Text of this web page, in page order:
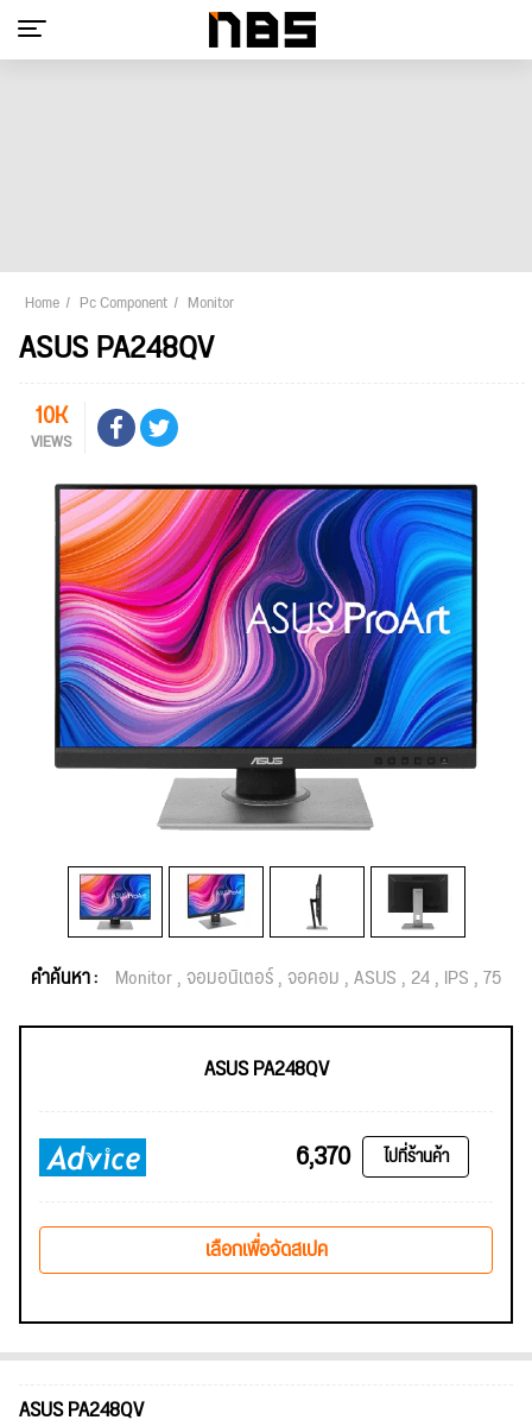
Home Pc Component Monitor
ASUS PA248QV
10K
VIEWS
คำค้นหา : Monitor จอมอนิเตอร์ จอคอม ASUS 24 IPS 75
ASUS PA248QV
6,370 ไปที่ร้านค้า
เลือกเพื่อจัดสเปค
ASUS PA248QV